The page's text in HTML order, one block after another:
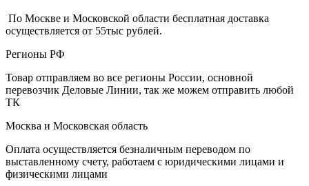
По Москве и Московской области бесплатная доставка
осуществляется от 55тыс рублей.
Регионы РФ
Товар отправляем во все регионы России, основной
перевозчик Деловые Линии, так же можем отправить любой
ТК
Москва и Московская область
Оплата осуществляется безналичным переводом по
выставленному счету, работаем с юридическими лицами и
физическими лицами